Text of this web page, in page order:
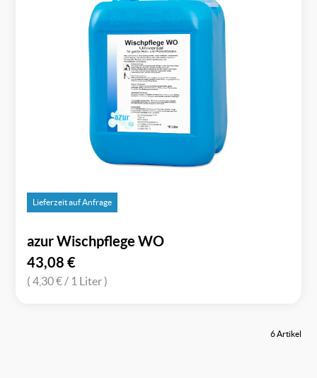
Lieferzeit auf Anfrage
azur Wischpflege WO
43,08 €
( 4,30 €/ 1 Liter )
6 Artikel